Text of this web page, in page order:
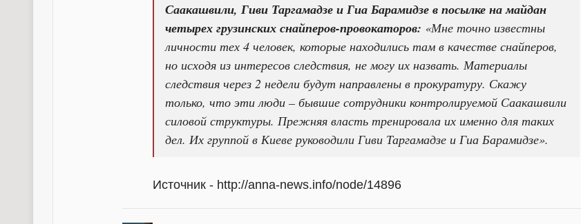
Саакашвили, Гиви Таргамадзе и Гиа Барамидзе в посылке на майдан
четырех грузинских снайперов-провокаторов: «Мне точно известны
личности тех 4 человек, которые находились там в качестве снайперов,
но исходя из интересов следствия, не могу их назвать. Материалы
следствия через 2 недели будут направлены в прокуратуру. Скажу
только, что эти люди – бывшие сотрудники контролируемой Саакашвили
силовой структуры. Прежняя власть тренировала их именно для таких
дел. Их группой в Киеве руководили Гиви Таргамадзе и Гиа Барамидзе».
Источник - http://anna-news.info/node/14896